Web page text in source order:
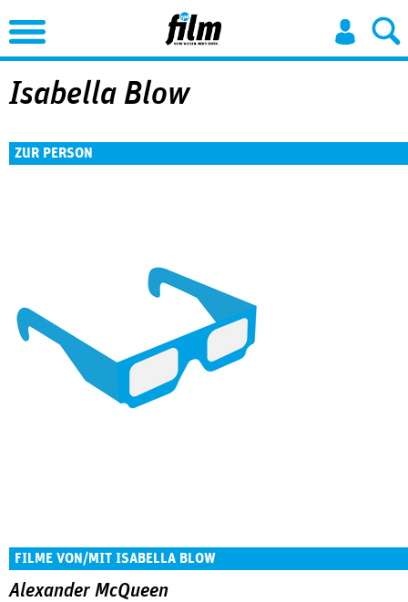
Jump to Navigation
Isabella Blow
ZUR PERSON
FILME VON/MIT ISABELLA BLOW
Alexander McQueen